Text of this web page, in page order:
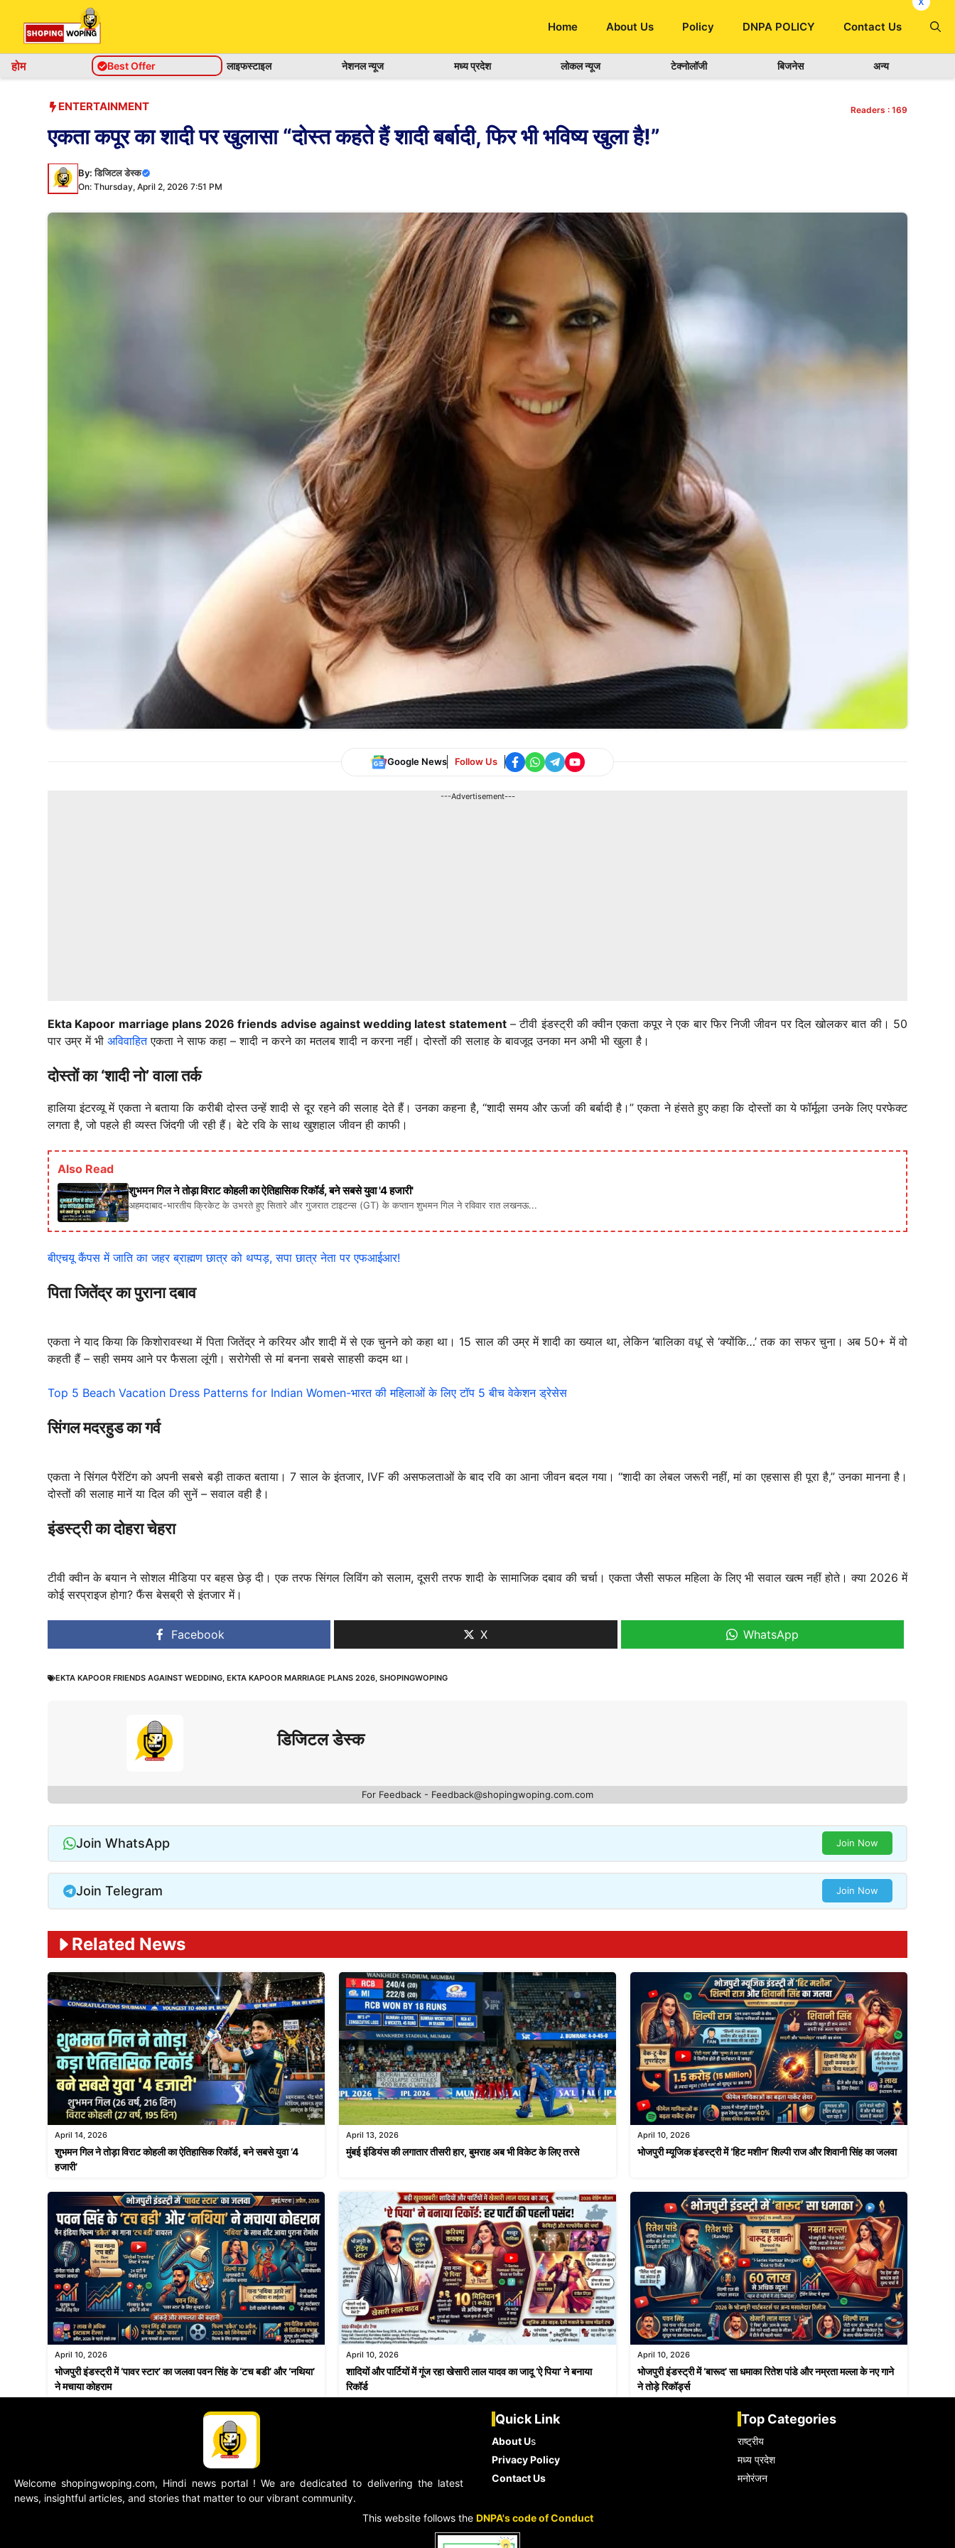
content
Home About Us Policy DNPA POLICY Contact Us
होम Best Offer लाइफस्टाइल नेशनल न्यूज मध्य प्रदेश लोकल न्यूज टेक्नोलॉजी बिजनेस अन्य
ENTERTAINMENT Readers : 169
एकता कपूर का शादी पर खुलासा “दोस्त कहते हैं शादी बर्बादी, फिर भी भविष्य खुला है!”
By:डिजिटल डेस्क
On: Thursday, April 2, 2026 7:51 PM
Google News Follow Us
---Advertisement---
Ekta Kapoor marriage plans 2026 friends advise against wedding latest statement– टीवी इंडस्ट्री की क्वीन एकता कपूर ने एक बार फिर निजी जीवन पर दिल खोलकर बात की। 50
पार उम्र में भी अविवाहितएकता ने साफ कहा – शादी न करने का मतलब शादी न करना नहीं। दोस्तों की सलाह के बावजूद उनका मन अभी भी खुला है।
दोस्तों का ‘शादी नो’ वाला तर्क
हालिया इंटरव्यू में एकता ने बताया कि करीबी दोस्त उन्हें शादी से दूर रहने की सलाह देते हैं। उनका कहना है, “शादी समय और ऊर्जा की बर्बादी है।” एकता ने हंसते हुए कहा कि दोस्तों का ये फॉर्मूला उनके लिए परफेक्ट
लगता है, जो पहले ही व्यस्त जिंदगी जी रही हैं। बेटे रवि के साथ खुशहाल जीवन ही काफी।
Also Read
शुभमन गिल ने तोड़ा विराट कोहली का ऐतिहासिक रिकॉर्ड, बने सबसे युवा '4 हजारी'
अहमदाबाद-भारतीय क्रिकेट के उभरते हुए सितारे और गुजरात टाइटन्स (GT) के कप्तान शुभमन गिल ने रविवार रात लखनऊ...
बीएचयू कैंपस में जाति का जहर ब्राह्मण छात्र को थप्पड़, सपा छात्र नेता पर एफआईआर!
पिता जितेंद्र का पुराना दबाव
एकता ने याद किया कि किशोरावस्था में पिता जितेंद्र ने करियर और शादी में से एक चुनने को कहा था। 15 साल की उम्र में शादी का ख्याल था, लेकिन ‘बालिका वधू’ से ‘क्योंकि…’ तक का सफर चुना। अब 50+ में वो
कहती हैं – सही समय आने पर फैसला लूंगी। सरोगेसी से मां बनना सबसे साहसी कदम था।
Top 5 Beach Vacation Dress Patterns for Indian Women-भारत की महिलाओं के लिए टॉप 5 बीच वेकेशन ड्रेसेस
सिंगल मदरहुड का गर्व
एकता ने सिंगल पैरेंटिंग को अपनी सबसे बड़ी ताकत बताया। 7 साल के इंतजार, IVF की असफलताओं के बाद रवि का आना जीवन बदल गया। “शादी का लेबल जरूरी नहीं, मां का एहसास ही पूरा है,” उनका मानना है।
दोस्तों की सलाह मानें या दिल की सुनें – सवाल वही है।
इंडस्ट्री का दोहरा चेहरा
टीवी क्वीन के बयान ने सोशल मीडिया पर बहस छेड़ दी। एक तरफ सिंगल लिविंग को सलाम, दूसरी तरफ शादी के सामाजिक दबाव की चर्चा। एकता जैसी सफल महिला के लिए भी सवाल खत्म नहीं होते। क्या 2026 में
कोई सरप्राइज होगा? फैंस बेसब्री से इंतजार में।
Facebook X WhatsApp
EKTA KAPOOR FRIENDS AGAINST WEDDING, EKTA KAPOOR MARRIAGE PLANS 2026, SHOPINGWOPING
डिजिटल डेस्क
For Feedback - Feedback@shopingwoping.com.com
Join WhatsApp Join Now
Join Telegram Join Now
Related News
April 14, 2026
शुभमन गिल ने तोड़ा विराट कोहली का ऐतिहासिक रिकॉर्ड, बने सबसे युवा ‘4
हजारी’
April 13, 2026
मुंबई इंडियंस की लगातार तीसरी हार, बुमराह अब भी विकेट के लिए तरसे
April 10, 2026
भोजपुरी म्यूजिक इंडस्ट्री में ‘हिट मशीन’ शिल्पी राज और शिवानी सिंह का जलवा
April 10, 2026
भोजपुरी इंडस्ट्री में ‘पावर स्टार’ का जलवा पवन सिंह के ‘टच बडी’ और ‘नथिया’
ने मचाया कोहराम
April 10, 2026
शादियों और पार्टियों में गूंज रहा खेसारी लाल यादव का जादू ‘ऐ पिया’ ने बनाया
रिकॉर्ड
April 10, 2026
भोजपुरी इंडस्ट्री में ‘बारूद’ सा धमाका रितेश पांडे और नम्रता मल्ला के नए गाने
ने तोड़े रिकॉर्ड्स
Welcome shopingwoping.com, Hindi news portal ! We are dedicated to delivering the latest
news, insightful articles, and stories that matter to our vibrant community.
Quick Link
About Us
Privacy Policy
Contact Us
Top Categories
राष्ट्रीय
मध्य प्रदेश
मनोरंजन
This website follows the DNPA's code of Conduct